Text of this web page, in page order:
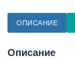
ОПИСАНИЕ
Описание